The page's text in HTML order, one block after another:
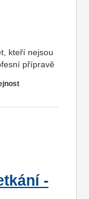
kteří nejsou
přípravě
-